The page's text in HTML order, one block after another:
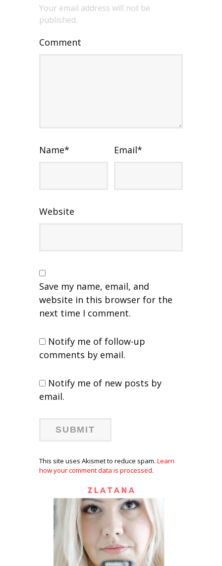
Your email address will not be
published.
Comment
Name* Email*
Website
Save my name, email, and
website in this browser for the
next time I comment.
Notify me of follow-up
comments by email.
Notify me of new posts by
email.
This site uses Akismet to reduce spam. Learn
how your comment data is processed.